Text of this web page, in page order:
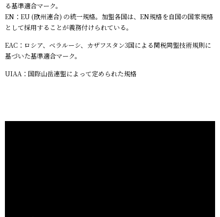
る基準適合マーク。
EN：EU (欧州連合) の統一規格。加盟各国は、EN規格を自国の国家規格
として採用することが義務付けられている。
EAC：ロシア、ベラルーシ、カザフスタン3国による関税同盟技術規則に
基づいた基準適合マーク。
UIAA：国際山岳連盟によって定められた規格